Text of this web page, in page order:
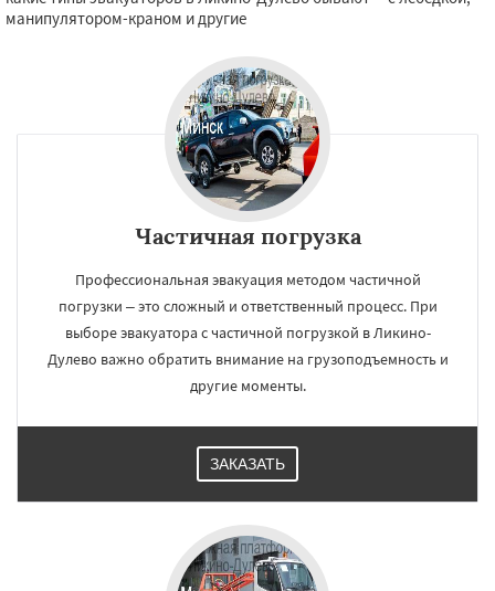
манипулятором-краном и другие
Частичная погрузка
Профессиональная эвакуация методом частичной
погрузки – это сложный и ответственный процесс. При
выборе эвакуатора с частичной погрузкой в Ликино-
Дулево важно обратить внимание на грузоподъемность и
другие моменты.
ЗАКАЗАТЬ